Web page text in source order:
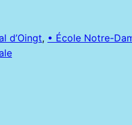
d’Oingt, • École Notre-